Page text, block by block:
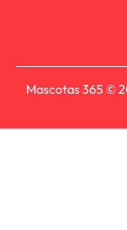
Mascotas 365 ©